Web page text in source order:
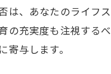
、あなたのライフ
充実度も注視する
与します。